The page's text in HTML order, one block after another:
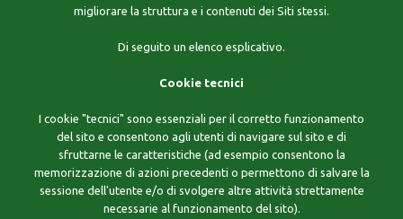
migliorare la struttura e i contenuti dei Siti stessi.
Di seguito un elenco esplicativo.
Cookie tecnici
I cookie "tecnici" sono essenziali per il corretto funzionamento
del sito e consentono agli utenti di navigare sul sito e di
sfruttarne le caratteristiche (ad esempio consentono la
memorizzazione di azioni precedenti o permettono di salvare la
sessione dell'utente e/o di svolgere altre attività strettamente
necessarie al funzionamento del sito).